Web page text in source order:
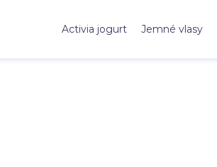
Activia jogurt Jemné vlasy